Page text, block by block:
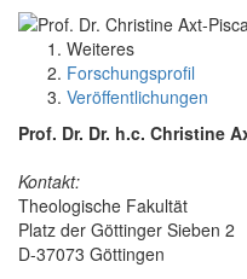
Weiteres
Forschungsprofil
Veröffentlichungen
Prof. Dr. Dr. h.c. Christine
Kontakt:
Theologische Fakultät
Platz der Göttinger Sieben 2
D-37073 Göttingen